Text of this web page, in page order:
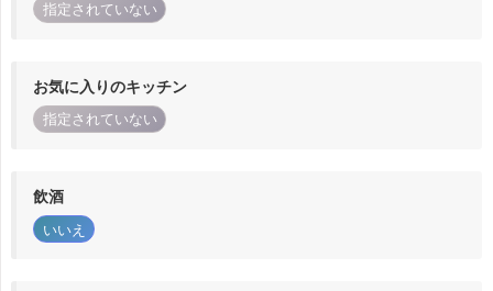
指定されていない
お気に入りのキッチン
指定されていない
飲酒
いいえ